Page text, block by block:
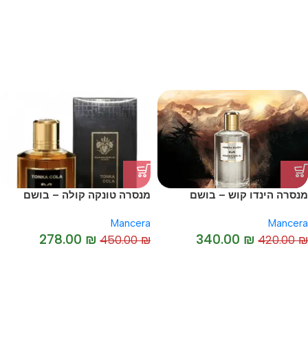
-19%
מנסרה הינדו קוש – בושם
Mancera
420.00₪
340.00 ₪
מנסרה טונקה קולה – בושם
Mancera Tonka Cola
Mancera
450.00₪
278.00 ₪